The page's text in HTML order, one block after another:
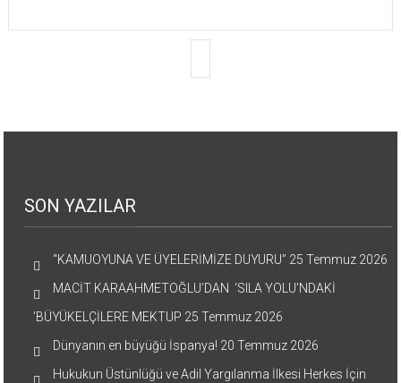
SON YAZILAR
“KAMUOYUNA VE ÜYELERİMİZE DUYURU” 25 Temmuz 2026
MACİT KARAAHMETOĞLU’DAN ‘SILA YOLU’NDAKİ
’BÜYÜKELÇİLERE MEKTUP 25 Temmuz 2026
Dünyanın en büyüğü İspanya! 20 Temmuz 2026
Hukukun Üstünlüğü ve Adil Yargılanma İlkesi Herkes İçin